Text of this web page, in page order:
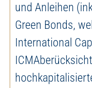
und Anleihen
Green Bonds,
International